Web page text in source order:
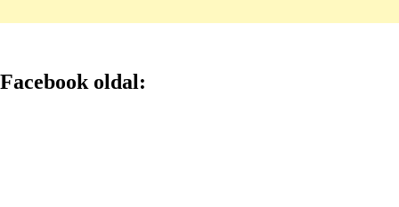
Facebook oldal: